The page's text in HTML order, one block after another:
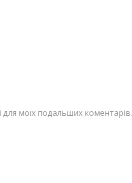
для моїх подальших коментарів.